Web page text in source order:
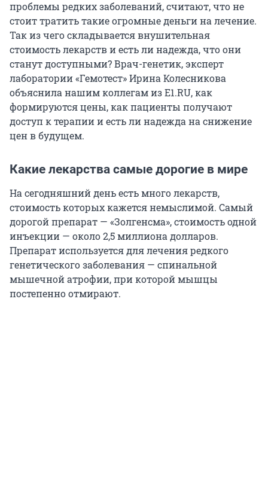
проблемы редких заболеваний, считают, что не
стоит тратить такие огромные деньги на лечение.
Так из чего складывается внушительная
стоимость лекарств и есть ли надежда, что они
станут доступными? Врач-генетик, эксперт
лаборатории «Гемотест» Ирина Колесникова
объяснила нашим коллегам из E1.RU, как
формируются цены, как пациенты получают
доступ к терапии и есть ли надежда на снижение
цен в будущем.
Какие лекарства самые дорогие в мире
На сегодняшний день есть много лекарств,
стоимость которых кажется немыслимой. Самый
дорогой препарат — «Золгенсма», стоимость одной
инъекции — около 2,5 миллиона долларов.
Препарат используется для лечения редкого
генетического заболевания — спинальной
мышечной атрофии, при которой мышцы
постепенно отмирают.